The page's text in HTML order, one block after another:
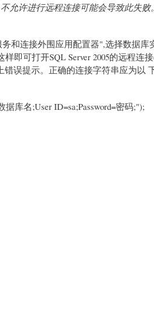
允许进行远程连接可能会导致此失败
和连接外围应用配置器",选择数据库
即可打开SQL Server 2005的远程连
误提示。正确的连接字符串应为以
据库名;User ID=sa;Password=密码;");